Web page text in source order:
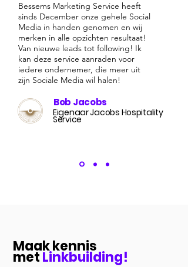
Bessems Marketing Service heeft
sinds December onze gehele Social
Media in handen genomen en wij
merken in alle opzichten resultaat!
Van nieuwe leads tot following! Ik
kan deze service aanraden voor
iedere ondernemer, die meer uit
zijn Sociale Media wil halen!
Bob Jacobs
Eigenaar Jacobs Hospitality
Service
Maak kennis
metLinkbuilding!